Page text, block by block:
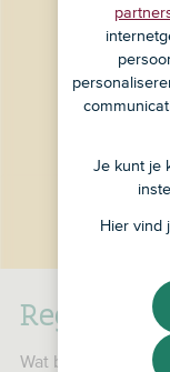
RegioBank
Wat betekent dat
Je kunt je
Hier vind